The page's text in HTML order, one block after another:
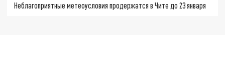
Неблагоприятные метеоусловия продержатся в Чите до 23 января